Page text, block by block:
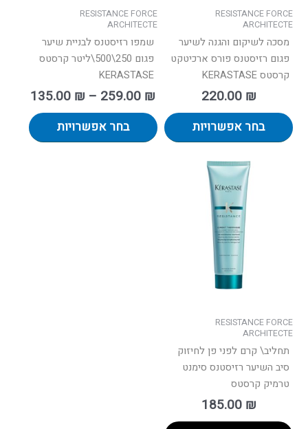
RESISTANCE FORCE
ARCHITECTE
מסכה לשיקום והגנה לשיער
פגום רזיסטנס פורס ארכיטקט
קרסטס KERASTASE
220.00 ₪
בחר אפשרויות
בעמוד
המוצר
RESISTANCE FORCE
ARCHITECTE
שמפו רזיסטנס לבניית שיער
פגום 250\500\ליטר קרסטס
KERASTASE
135.00 ₪ – 259.00 ₪
בחר אפשרויות
RESISTANCE FORCE
ARCHITECTE
תחליב\ קרם לפני פן לחיזוק
סיב השיער רזיסטנס סימנט
טרמיק קרסטס
185.00 ₪